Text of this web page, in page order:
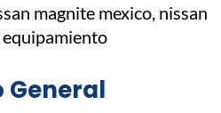
General